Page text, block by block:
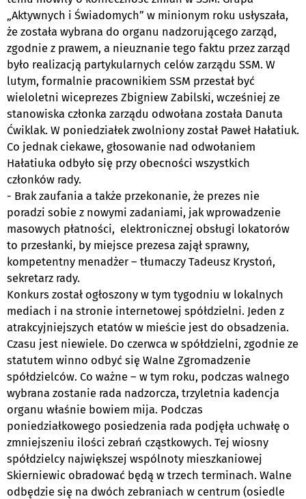
„Aktywnych i Świadomych” w minionym roku usłyszała,
że została wybrana do organu nadzorującego zarząd,
zgodnie z prawem, a nieuznanie tego faktu przez zarząd
było realizacją partykularnych celów zarządu SSM. W
lutym, formalnie pracownikiem SSM przestał być
wieloletni wiceprezes Zbigniew Zabilski, wcześniej ze
stanowiska członka zarządu odwołana została Danuta
Ćwiklak. W poniedziałek zwolniony został Paweł Hałatiuk.
Co jednak ciekawe, głosowanie nad odwołaniem
Hałatiuka odbyło się przy obecności wszystkich
członków rady.
- Brak zaufania a także przekonanie, że prezes nie
poradzi sobie z nowymi zadaniami, jak wprowadzenie
masowych płatności, elektronicznej obsługi lokatorów
to przesłanki, by miejsce prezesa zajął sprawny,
kompetentny menadżer – tłumaczy Tadeusz Krystoń,
sekretarz rady.
Konkurs został ogłoszony w tym tygodniu w lokalnych
mediach i na stronie internetowej spółdzielni. Jeden z
atrakcyjniejszych etatów w mieście jest do obsadzenia.
Czasu jest niewiele. Do czerwca w spółdzielni, zgodnie ze
statutem winno odbyć się Walne Zgromadzenie
spółdzielców. Co ważne – w tym roku, podczas walnego
wybrana zostanie rada nadzorcza, trzyletnia kadencja
organu właśnie bowiem mija. Podczas
poniedziałkowego posiedzenia rada podjęła uchwałę o
zmniejszeniu ilości zebrań cząstkowych. Tej wiosny
spółdzielcy największej wspólnoty mieszkaniowej
Skierniewic obradować będą w trzech terminach. Walne
odbędzie się na dwóch zebraniach w centrum (osiedle